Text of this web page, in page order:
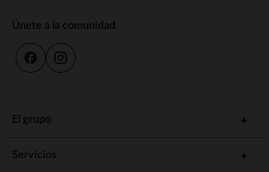
Únete a la comunidad
El grupo
Servicios